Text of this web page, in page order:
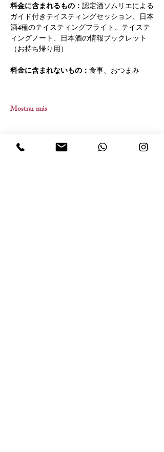
料金に含まれるもの： 認定酒ソムリエによる
ガイド付きテイスティングセッション、日本
酒4種のテイスティングフライト、テイステ
ィングノート、日本酒の情報ブックレット
（お持ち帰り用）
料金に含まれないもの： 食事、おつまみ
Mostrar más